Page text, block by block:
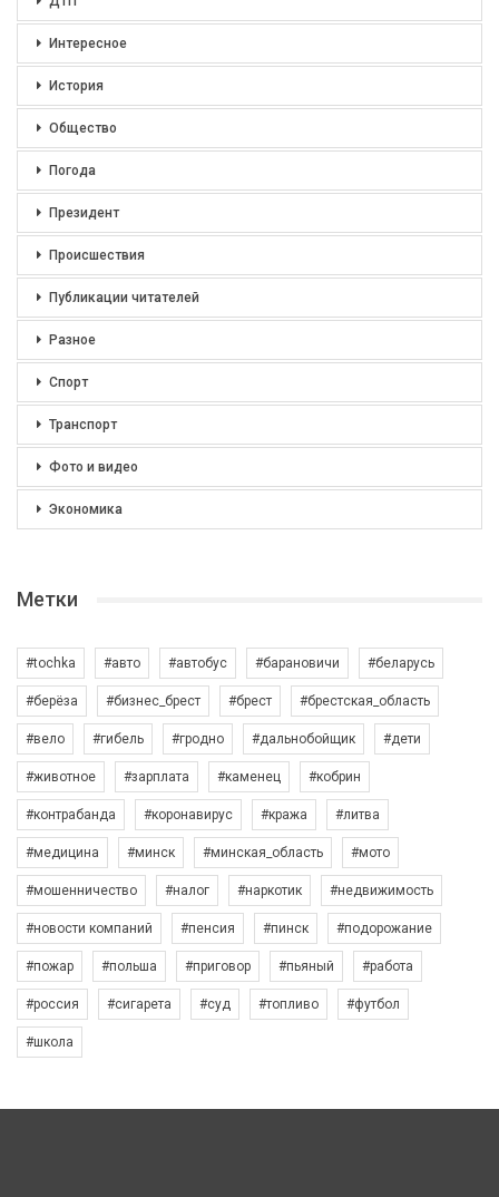
Интересное
История
Общество
Погода
Президент
Происшествия
Публикации читателей
Разное
Спорт
Транспорт
Фото и видео
Экономика
Метки
#tochka #авто #автобус #барановичи #беларусь
#берёза #бизнес_брест #брест #брестская_область
#вело #гибель #гродно #дальнобойщик #дети
#животное #зарплата #каменец #кобрин
#контрабанда #коронавирус #кража #литва
#медицина #минск #минская_область #мото
#мошенничество #налог #наркотик #недвижимость
#новости компаний #пенсия #пинск #подорожание
#пожар #польша #приговор #пьяный #работа
#россия #сигарета #суд #топливо #футбол
#школа